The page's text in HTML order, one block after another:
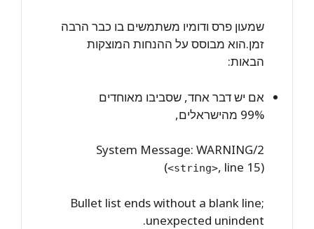
שמעון פרס ודומיו משתמשים בו כבר הרבה
זמן.הוא מבוסס על ההנחות המוצקות
הבאות:
אם יש דבר אחד, שסביבו מאוחדים
99% מהישראלים,
System Message: WARNING/2
(<string>, line 15)
Bullet list ends without a blank line;
unexpected unindent.